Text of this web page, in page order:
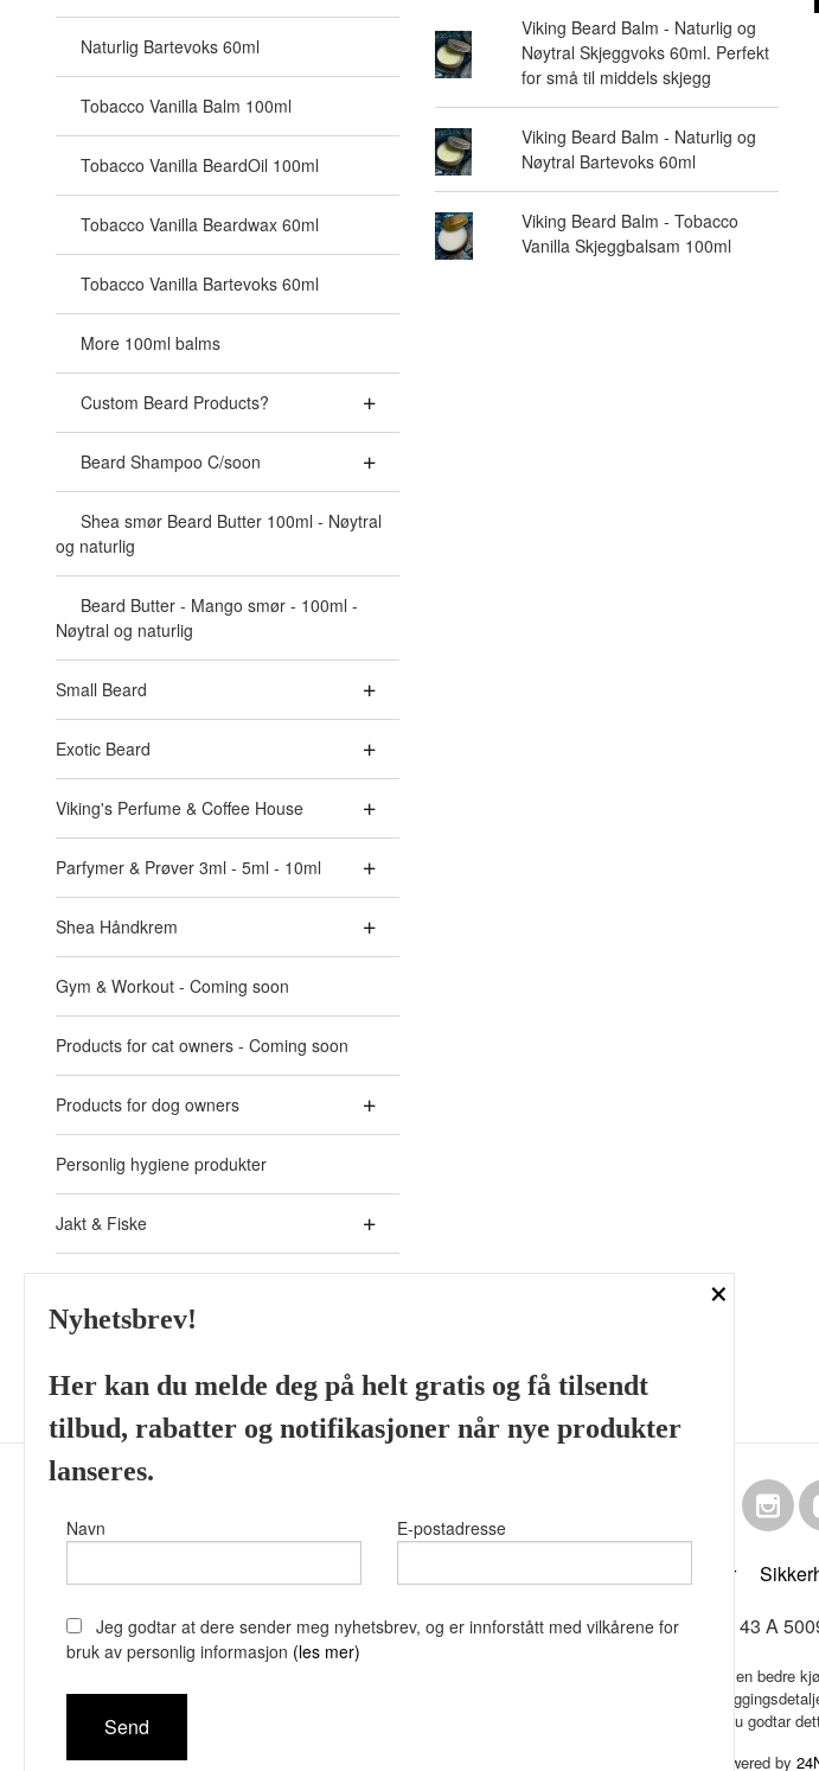
Naturlig Bartevoks 60ml
Tobacco Vanilla Balm 100ml
Tobacco Vanilla BeardOil 100ml
Tobacco Vanilla Beardwax 60ml
Tobacco Vanilla Bartevoks 60ml
More 100ml balms
Custom Beard Products?
Beard Shampoo C/soon
Shea smør Beard Butter 100ml - Nøytral
og naturlig
Beard Butter - Mango smør - 100ml -
Nøytral og naturlig
Small Beard
Exotic Beard
Viking's Perfume & Coffee House
Parfymer & Prøver 3ml - 5ml - 10ml
Shea Håndkrem
Gym & Workout - Coming soon
Products for cat owners - Coming soon
Products for dog owners
Personlig hygiene produkter
Jakt & Fiske
Skjeggprodukter fra ulike
Viking Beard Balm - Naturlig og
Nøytral Skjeggvoks 60ml. Perfekt
for små til middels skjegg
Viking Beard Balm - Naturlig og
Nøytral Bartevoks 60ml
Viking Beard Balm - Tobacco
Vanilla Skjeggbalsam 100ml
Kjøpsbetingelser
Viking’s Perfume House & Beard Co Fløenbakken 43 A
Vår nettbutikk bruker cookies slik at du får en bedre
bruker cookies hovedsaklig til å lagre
Fortsett å bruke siden som normalt om du godtar
Powered by
×
Nyhetsbrev!
Her kan du melde deg på helt gratis og få tilsendt
tilbud, rabatter og notifikasjoner når nye produkter
lanseres.
Navn E-postadresse
Jeg godtar at dere sender meg nyhetsbrev, og er innforstått med vilkårene for
bruk av personlig informasjon (les mer)